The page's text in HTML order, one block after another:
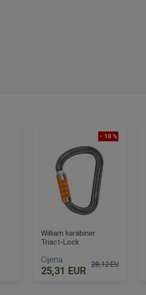
- 10 %
William karabiner
Triact-Lock
Cijena
25,31 EUR
28,12 EUR